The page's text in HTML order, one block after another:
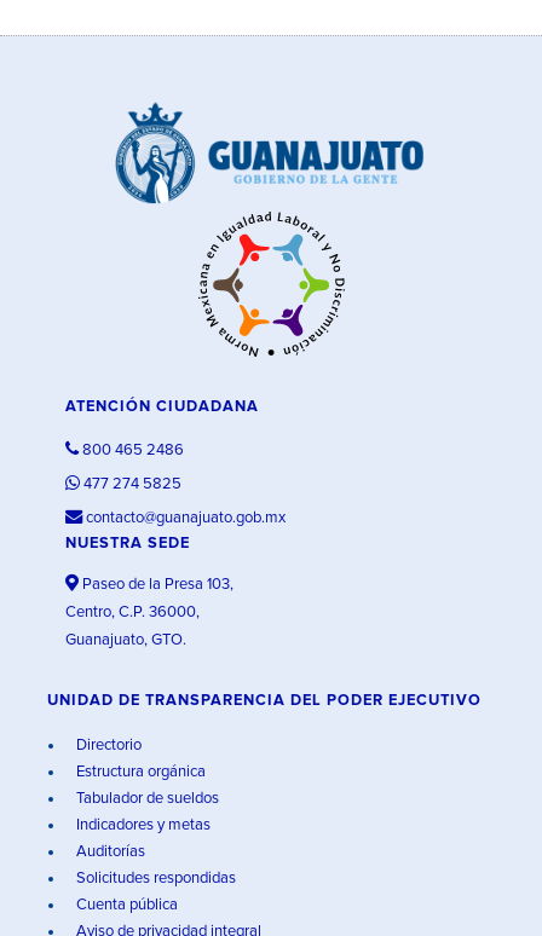
ATENCIÓN CIUDADANA
800 465 2486
477 274 5825
contacto@guanajuato.gob.mx
NUESTRA SEDE
Paseo de la Presa 103,
Centro, C.P. 36000,
Guanajuato, GTO.
UNIDAD DE TRANSPARENCIA DEL PODER EJECUTIVO
Directorio
Estructura orgánica
Tabulador de sueldos
Indicadores y metas
Auditorías
Solicitudes respondidas
Cuenta pública
Aviso de privacidad integral